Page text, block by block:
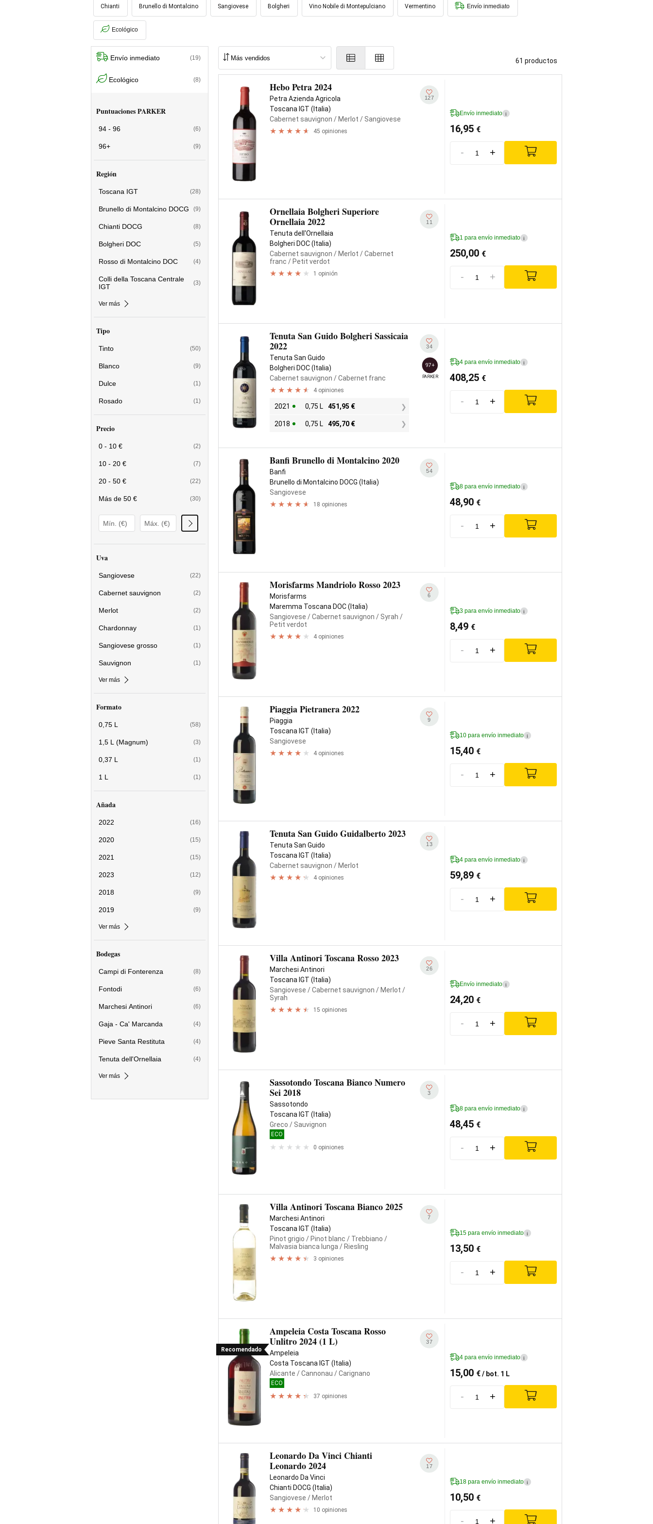
Chianti Brunello di Montalcino Sangiovese Bolgheri Vino Nobile di Montepulciano Vermentino Envío inmediato
Ecológico
Envío inmediato (19)
Ecológico (8)
Puntuaciones PARKER
94 - 96 (6)
96+ (9)
Región
Toscana IGT (28)
Brunello di Montalcino DOCG (9)
Chianti DOCG (8)
Bolgheri DOC (5)
Rosso di Montalcino DOC (4)
Colli della Toscana Centrale
IGT
(3)
Ver más
Tipo
Tinto (50)
Blanco (9)
Dulce (1)
Rosado (1)
Precio
0 - 10 € (2)
10 - 20 € (7)
20 - 50 € (22)
Más de 50 € (30)
Uva
Sangiovese (22)
Cabernet sauvignon (2)
Merlot (2)
Chardonnay (1)
Sangiovese grosso (1)
Sauvignon (1)
Ver más
Formato
0,75 L (58)
1,5 L (Magnum) (3)
0,37 L (1)
1 L (1)
Añada
2022 (16)
2020 (15)
2021 (15)
2023 (12)
2018 (9)
2019 (9)
Ver más
Bodegas
Campi di Fonterenza (8)
Fontodi (6)
Marchesi Antinori (6)
Gaja - Ca' Marcanda (4)
Pieve Santa Restituta (4)
Tenuta dell'Ornellaia (4)
Ver más
61 productos
Hebo Petra 2024
Petra Azienda Agricola
Toscana IGT (Italia)
Cabernet sauvignon / Merlot / Sangiovese
45 opiniones
127
Envío inmediato i
16,95 €
- +
Ornellaia Bolgheri Superiore
Ornellaia 2022
Tenuta dell'Ornellaia
Bolgheri DOC (Italia)
Cabernet sauvignon / Merlot / Cabernet
franc / Petit verdot
1 opinión
11
1 para envío inmediato i
250,00 €
- +
Tenuta San Guido Bolgheri Sassicaia
2022
Tenuta San Guido
Bolgheri DOC (Italia)
Cabernet sauvignon / Cabernet franc
4 opiniones
2021 0,75 L 451,95 €
2018 0,75 L 495,70 €
34
97+
PARKER
4 para envío inmediato i
408,25 €
- +
Banfi Brunello di Montalcino 2020
Banfi
Brunello di Montalcino DOCG (Italia)
Sangiovese
18 opiniones
54
8 para envío inmediato i
48,90 €
- +
Morisfarms Mandriolo Rosso 2023
Morisfarms
Maremma Toscana DOC (Italia)
Sangiovese / Cabernet sauvignon / Syrah /
Petit verdot
4 opiniones
6
3 para envío inmediato i
8,49 €
- +
Piaggia Pietranera 2022
Piaggia
Toscana IGT (Italia)
Sangiovese
4 opiniones
9
10 para envío inmediato i
15,40 €
- +
Tenuta San Guido Guidalberto 2023
Tenuta San Guido
Toscana IGT (Italia)
Cabernet sauvignon / Merlot
4 opiniones
13
4 para envío inmediato i
59,89 €
- +
Villa Antinori Toscana Rosso 2023
Marchesi Antinori
Toscana IGT (Italia)
Sangiovese / Cabernet sauvignon / Merlot /
Syrah
15 opiniones
26
Envío inmediato i
24,20 €
- +
Sassotondo Toscana Bianco Numero
Sei 2018
Sassotondo
Toscana IGT (Italia)
Greco / Sauvignon
ECO
0 opiniones
3
8 para envío inmediato i
48,45 €
- +
Villa Antinori Toscana Bianco 2025
Marchesi Antinori
Toscana IGT (Italia)
Pinot grigio / Pinot blanc / Trebbiano /
Malvasia bianca lunga / Riesling
3 opiniones
7
15 para envío inmediato i
13,50 €
- +
Recomendado
Ampeleia Costa Toscana Rosso
Unlitro 2024 (1 L)
Ampeleia
Costa Toscana IGT (Italia)
Alicante / Cannonau / Carignano
ECO
37 opiniones
37
4 para envío inmediato i
15,00 €/ bot. 1 L
- +
Leonardo Da Vinci Chianti
Leonardo 2024
Leonardo Da Vinci
Chianti DOCG (Italia)
Sangiovese / Merlot
10 opiniones
17
18 para envío inmediato i
10,50 €
- +